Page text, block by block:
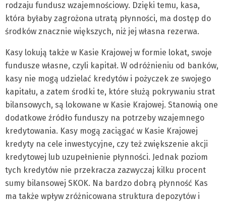
rodzaju fundusz wzajemnościowy. Dzięki temu, kasa,
która byłaby zagrożona utratą płynności, ma dostęp do
środków znacznie większych, niż jej własna rezerwa.
Kasy lokują także w Kasie Krajowej w formie lokat, swoje
fundusze własne, czyli kapitał. W odróżnieniu od banków,
kasy nie mogą udzielać kredytów i pożyczek ze swojego
kapitału, a zatem środki te, które służą pokrywaniu strat
bilansowych, są lokowane w Kasie Krajowej. Stanowią one
dodatkowe źródło funduszy na potrzeby wzajemnego
kredytowania. Kasy mogą zaciągać w Kasie Krajowej
kredyty na cele inwestycyjne, czy też zwiększenie akcji
kredytowej lub uzupełnienie płynności. Jednak poziom
tych kredytów nie przekracza zazwyczaj kilku procent
sumy bilansowej SKOK. Na bardzo dobrą płynność Kas
ma także wpływ zróżnicowana struktura depozytów i